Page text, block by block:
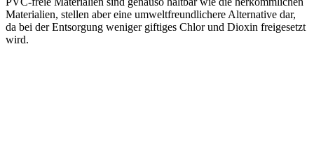
Materialien, stellen aber eine umweltfreundlichere Alternative dar,
da bei der Entsorgung weniger giftiges Chlor und Dioxin freigesetzt
wird.